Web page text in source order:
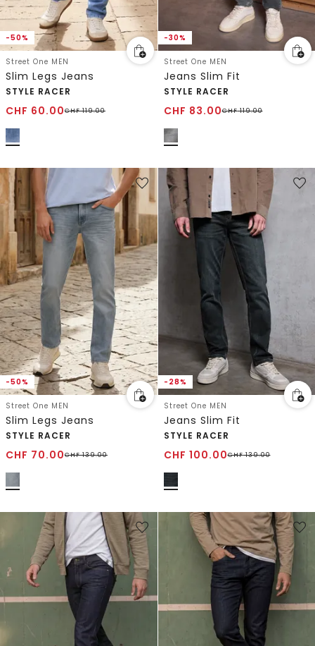
-50%
Street One MEN
Slim Legs Jeans
STYLE RACER
CHF 60.00CHF119.00
-30%
Street One MEN
Jeans Slim Fit
STYLE RACER
CHF 83.00CHF119.00
-50%
Street One MEN
Slim Legs Jeans
STYLE RACER
CHF 70.00CHF139.00
-28%
Street One MEN
Jeans Slim Fit
STYLE RACER
CHF 100.00CHF139.00